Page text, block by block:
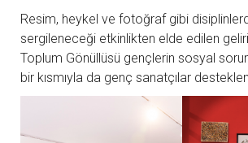
Resim, heykel ve fotoğraf gibi
sergileneceği etkinlikten elde edilen
Toplum Gönüllüsü gençlerin sosyal
bir kısmıyla da genç sanatçılar